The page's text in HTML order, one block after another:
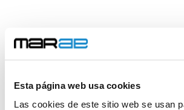
Esta página web usa cookies
Las cookies de este sitio web se usan
This is a single event page with
websites and types of business like
kindergarten, health or law related.
hours component at the bottom